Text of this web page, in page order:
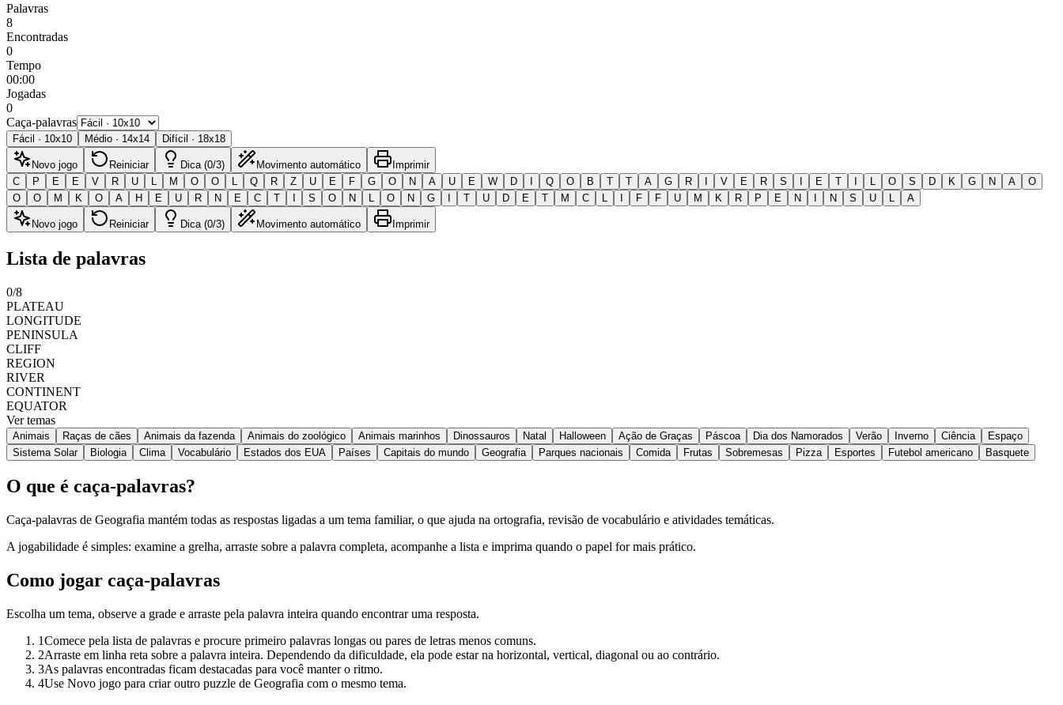
Palavras
8
Encontradas
0
Tempo
00:00
Jogadas
0
Caça-palavras
Fácil · 10x10 Médio · 14x14 Difícil · 18x18
Novo jogo Reiniciar Dica (0/3) Movimento automático
Imprimir
C
P E E V R U L M O O L Q R Z U E F G O N A U E W D I Q O B T T A G R I V E R S I E T I L O S D K G N A
O
O
O M K O A H E U R N E C T I S O N L O N G I T U D E T M C L I F F U M K R P E N I N S U L A
Novo jogo Reiniciar Dica (0/3) Movimento automático Imprimir
Lista de palavras
0/8
PLATEAU
LONGITUDE
PENINSULA
CLIFF
REGION
RIVER
CONTINENT
EQUATOR
Ver temas
Animais Raças de cães Animais da fazenda Animais do zoológico Animais marinhos Dinossauros Natal Halloween Ação de Graças Páscoa Dia dos Namorados Verão Inverno Ciência
Espaço
Sistema Solar
Biologia Clima Vocabulário Estados dos EUA Países Capitais do mundo Geografia Parques nacionais Comida Frutas Sobremesas Pizza Esportes Futebol americano Basquete
O que é caça-palavras?
Caça-palavras de Geografia mantém todas as respostas ligadas a um tema familiar, o que ajuda na ortografia, revisão de vocabulário e atividades temáticas.
A jogabilidade é simples: examine a grelha, arraste sobre a palavra completa, acompanhe a lista e imprima quando o papel for mais prático.
Como jogar caça-palavras
Escolha um tema, observe a grade e arraste pela palavra inteira quando encontrar uma resposta.
1Comece pela lista de palavras e procure primeiro palavras longas ou pares de letras menos comuns.
2Arraste em linha reta sobre a palavra inteira. Dependendo da dificuldade, ela pode estar na horizontal, vertical, diagonal ou ao contrário.
3As palavras encontradas ficam destacadas para você manter o ritmo.
4Use Novo jogo para criar outro puzzle de Geografia com o mesmo tema.